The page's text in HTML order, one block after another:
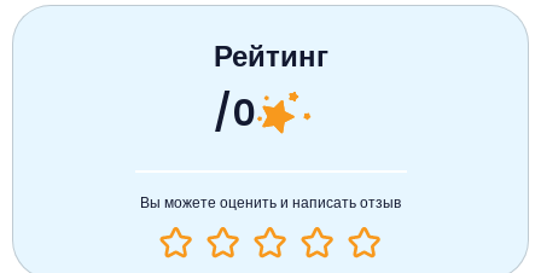
Рейтинг
/0
Вы можете оценить и написать отзыв